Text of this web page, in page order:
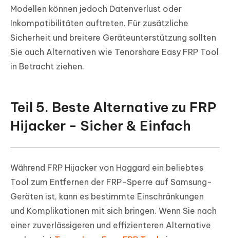
Modellen können jedoch Datenverlust oder
Inkompatibilitäten auftreten. Für zusätzliche
Sicherheit und breitere Geräteunterstützung sollten
Sie auch Alternativen wie Tenorshare Easy FRP Tool
in Betracht ziehen.
Teil 5. Beste Alternative zu FRP
Hijacker - Sicher & Einfach
Während FRP Hijacker von Haggard ein beliebtes
Tool zum Entfernen der FRP-Sperre auf Samsung-
Geräten ist, kann es bestimmte Einschränkungen
und Komplikationen mit sich bringen. Wenn Sie nach
einer zuverlässigeren und effizienteren Alternative